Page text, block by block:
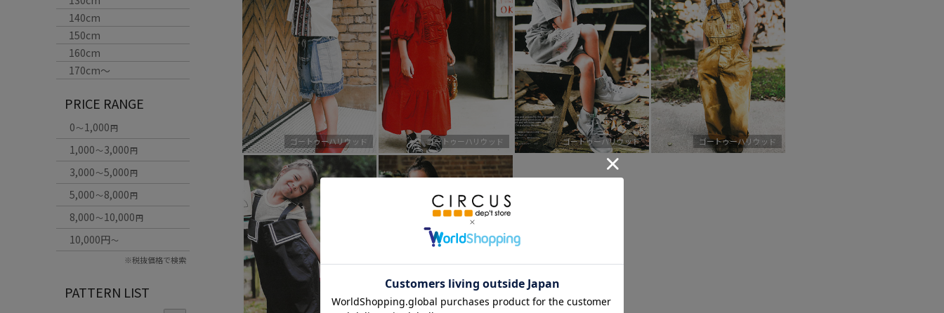
140cm
150cm
160cm
170cm〜
PRICE RANGE
0～1,000円
1,000～3,000円
3,000～5,000円
5,000～8,000円
8,000～10,000円
10,000円～
※税抜価格で検索
PATTERN LIST
ゴートゥーハリウッド ゴートゥーハリウッド ゴートゥーハリウッド ゴートゥーハリウッド